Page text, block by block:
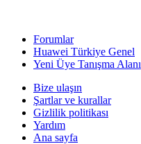
Forumlar
Huawei Türkiye Genel
Yeni Üye Tanışma Alanı
Bize ulaşın
Şartlar ve kurallar
Gizlilik politikası
Yardım
Ana sayfa